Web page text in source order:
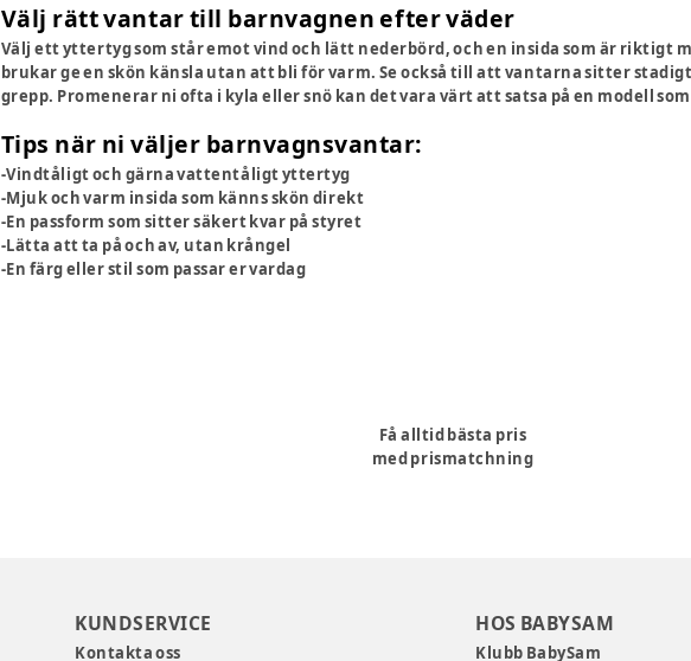
Välj rätt vantar till barnvagnen efter väder
Välj ett yttertyg som står emot vind och lätt nederbörd, och en insida som är riktigt
brukar ge en skön känsla utan att bli för varm. Se också till att vantarna sitter
grepp. Promenerar ni ofta i kyla eller snö kan det vara värt att satsa på en modell
Tips när ni väljer barnvagnsvantar:
-Vindtåligt och gärna vattentåligt yttertyg
-Mjuk och varm insida som känns skön direkt
-En passform som sitter säkert kvar på styret
-Lätta att ta på och av, utan krångel
-En färg eller stil som passar er vardag
Få alltid bästa pris
med prismatchning
KUNDSERVICE
Kontakta oss
HOS BABYSAM
Klubb BabySam